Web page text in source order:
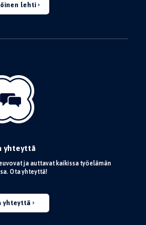
lehti
yhteyttä
ja auttavat kaikissa työelämän
Ota yhteyttä!
yhteyttä